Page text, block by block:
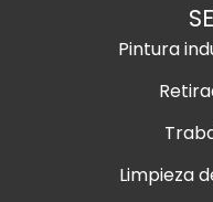
Pintura
Limpieza